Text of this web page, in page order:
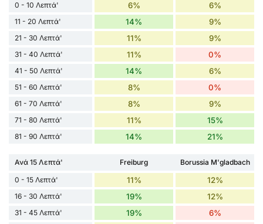
0 - 10 Λεπτά'
6% 6%
11 - 20 Λεπτά' 14% 9%
21 - 30 Λεπτά' 11% 9%
31 - 40 Λεπτά' 11% 0%
41 - 50 Λεπτά' 14% 6%
51 - 60 Λεπτά' 8% 0%
61 - 70 Λεπτά' 8% 9%
71 - 80 Λεπτά' 11% 15%
81 - 90 Λεπτά' 14% 21%
Ανά 15 Λεπτά' Freiburg
Borussia M'gladbach
0 - 15 Λεπτά'
11% 12%
16 - 30 Λεπτά' 19% 12%
31 - 45 Λεπτά' 19% 6%